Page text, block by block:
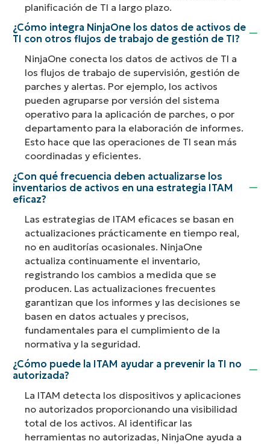
planificación de TI a largo plazo.
¿Cómo integra NinjaOne los datos de activos de
TI con otros flujos de trabajo de gestión de TI?
NinjaOne conecta los datos de activos de TI a
los flujos de trabajo de supervisión, gestión de
parches y alertas. Por ejemplo, los activos
pueden agruparse por versión del sistema
operativo para la aplicación de parches, o por
departamento para la elaboración de informes.
Esto hace que las operaciones de TI sean más
coordinadas y eficientes.
¿Con qué frecuencia deben actualizarse los
inventarios de activos en una estrategia ITAM
eficaz?
Las estrategias de ITAM eficaces se basan en
actualizaciones prácticamente en tiempo real,
no en auditorías ocasionales. NinjaOne
actualiza continuamente el inventario,
registrando los cambios a medida que se
producen. Las actualizaciones frecuentes
garantizan que los informes y las decisiones se
basen en datos actuales y precisos,
fundamentales para el cumplimiento de la
normativa y la seguridad.
¿Cómo puede la ITAM ayudar a prevenir la TI no
autorizada?
La ITAM detecta los dispositivos y aplicaciones
no autorizados proporcionando una visibilidad
total de los activos. Al identificar las
herramientas no autorizadas, NinjaOne ayuda a